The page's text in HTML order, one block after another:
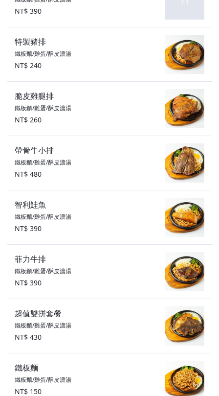
NT$ 390
特製豬排
鐵板麵/雞蛋/酥皮濃湯
NT$ 240
脆皮雞腿排
鐵板麵/雞蛋/酥皮濃湯
NT$ 260
帶骨牛小排
鐵板麵/雞蛋/酥皮濃湯
NT$ 480
智利鮭魚
鐵板麵/雞蛋/酥皮濃湯
NT$ 390
菲力牛排
鐵板麵/雞蛋/酥皮濃湯
NT$ 390
超值雙拼套餐
鐵板麵/雞蛋/酥皮濃湯
NT$ 430
鐵板麵
鐵板麵/雞蛋/酥皮濃湯
NT$ 150